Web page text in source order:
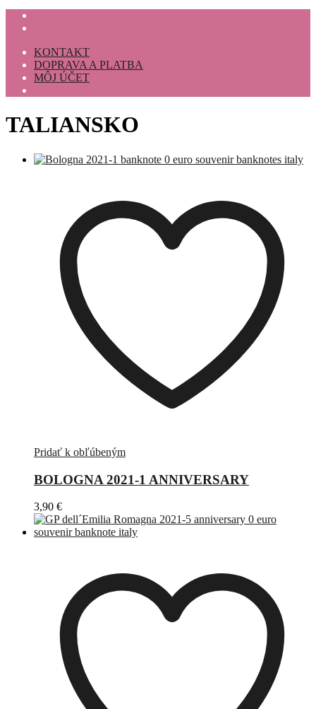
KONTAKT
DOPRAVA A PLATBA
MÔJ ÚČET
TALIANSKO
Pridať k obľúbeným
BOLOGNA 2021-1 ANNIVERSARY
3,90 €